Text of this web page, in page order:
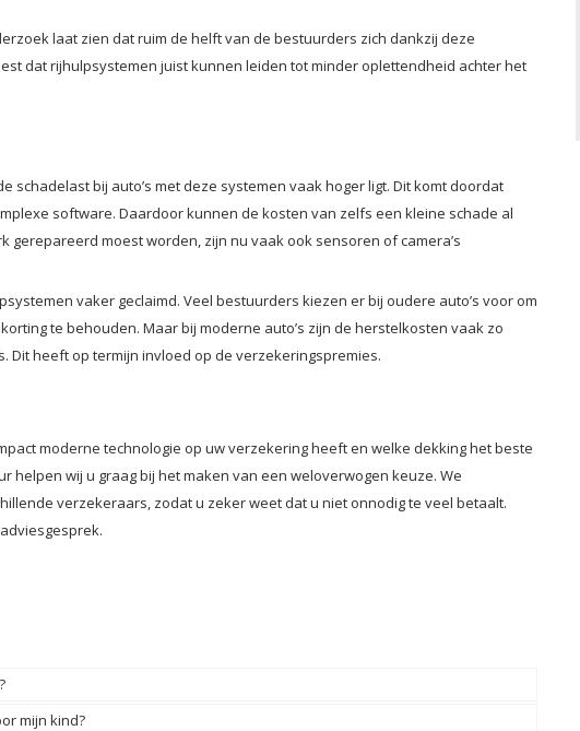
laat zien dat ruim de helft van de bestuurders zich dankzij deze
dat rijhulpsystemen juist kunnen leiden tot minder oplettendheid achter het
schadelast bij auto’s met deze systemen vaak hoger ligt. Dit komt doordat
software. Daardoor kunnen de kosten van zelfs een kleine schade al
moest worden, zijn nu vaak ook sensoren of camera’s
vaker geclaimd. Veel bestuurders kiezen er bij oudere auto’s voor om
te behouden. Maar bij moderne auto’s zijn de herstelkosten vaak zo
Dit heeft op termijn invloed op de verzekeringspremies.
moderne technologie op uw verzekering heeft en welke dekking het beste
helpen wij u graag bij het maken van een weloverwogen keuze. We
verzekeraars, zodat u zeker weet dat u niet onnodig te veel betaalt.
mijn kind?